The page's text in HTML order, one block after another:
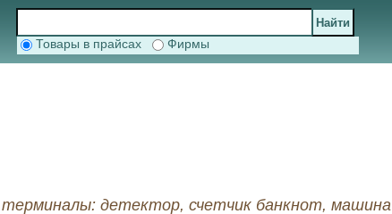
Товары в прайсах Фирмы
детектор, счетчик банкнот, машина